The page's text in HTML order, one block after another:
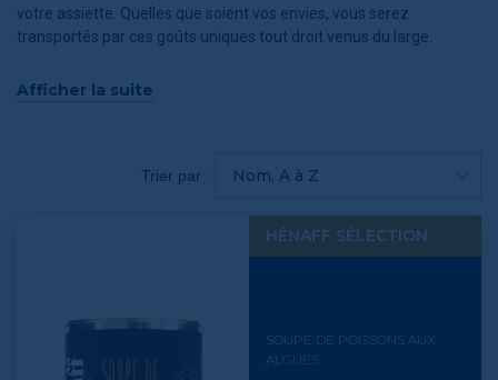
votre assiette. Quelles que soient vos envies, vous serez
transportés par ces goûts uniques tout droit venus du large.
Laissez-vous séduire et partagez entre amis ces produits fruits
d’une pêche locale. Les rillettes de poisson, sardines, thon, dorade,
cuisine saine et originale. Hénaff & Co a sélectionné pour vous les
partir des richesses de la mer. Une invitation au voyage garantie !
Afficher la suite
Trier par : Nom, A à Z
HÉNAFF SÉLECTION
SOUPE DE POISSONS AUX
ALGUES